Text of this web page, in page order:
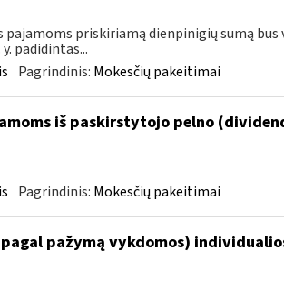
priskiriamą dienpinigių sumą bus
padidintas...
Pagrindinis: Mokesčių pakeitimai
iš paskirstytojo pelno
Pagrindinis: Mokesčių pakeitimai
pažymą vykdomos)